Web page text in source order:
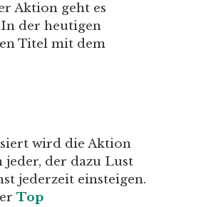
Aktion geht es
der heutigen
Titel mit dem
wird die Aktion
jeder, der dazu Lust
jederzeit einsteigen.
Top